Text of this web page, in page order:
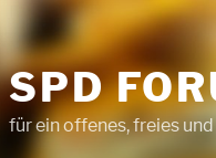
SPD
für ein offenes, freies